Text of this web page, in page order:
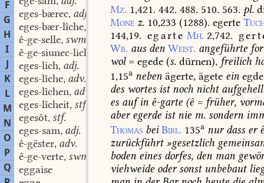
F
G
H
I
J
K
L
M
N
O
P
Q
eges-bærec, adj.
eges-bær-lîche,
ê-ge-selle, swm.
ê-ge-siunec-lich
eges-lich, adj.
eges-lîche, adv.
eges-lîchen, adv.
eges-lîcheit, stf.
egesôt, stf.
eges-sam, adj.
ê-gëster, adv.
ê-ge-verte, swm.
eggaise
Mz. 1,421. 442. 488. 510. 563. pl.
Mone z. 10,233 (1288). egerte
144,19. egarte Mh. 2,742.
Wb. aus den Weist. angeführte
wol= egede (s. dürnen), freilich
1,15a neben ägerte, ägete ein
des wortes istnoch nicht
es aufin ê-garte (ê = früher,
aberegerde istnie m. sondern
Thomas bei Birl. 135a nurdass er
zurückführt»gesetzlich
boden eines dorfes, den man
viehweide odersonstunbebaut